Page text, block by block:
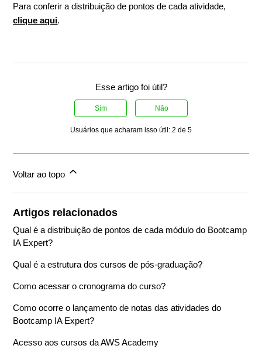
Para conferir a distribuição de pontos de cada atividade,
clique aqui.
Esse artigo foi útil?
Sim Não
Usuários que acharam isso útil: 2 de 5
Voltar ao topo
Artigos relacionados
Qual é a distribuição de pontos de cada módulo do Bootcamp
IA Expert?
Qual é a estrutura dos cursos de pós-graduação?
Como acessar o cronograma do curso?
Como ocorre o lançamento de notas das atividades do
Bootcamp IA Expert?
Acesso aos cursos da AWS Academy